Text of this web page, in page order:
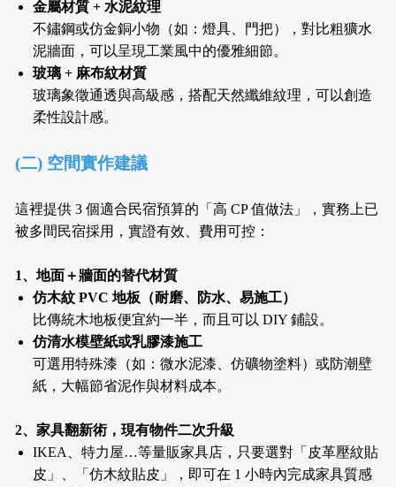
金屬材質 + 水泥紋理
不鏽鋼或仿金銅小物（如：燈具、門把），對比粗獷水
泥牆面，可以呈現工業風中的優雅細節。
玻璃 + 麻布紋材質
玻璃象徵通透與高級感，搭配天然纖維紋理，可以創造
柔性設計感。
(二) 空間實作建議
這裡提供 3 個適合民宿預算的「高 CP 值做法」，實務上已
被多間民宿採用，實證有效、費用可控：
1、地面＋牆面的替代材質
仿木紋 PVC 地板（耐磨、防水、易施工）
比傳統木地板便宜約一半，而且可以 DIY 鋪設。
仿清水模壁紙或乳膠漆施工
可選用特殊漆（如：微水泥漆、仿礦物塗料）或防潮壁
紙，大幅節省泥作與材料成本。
2、家具翻新術，現有物件二次升級
IKEA、特力屋…等量販家具店，只要選對「皮革壓紋貼
皮」、「仿木紋貼皮」，即可在 1 小時內完成家具質感